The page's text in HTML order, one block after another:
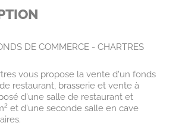
DE COMMERCE - CHARTRES
vous propose la vente d'un fonds
restaurant, brasserie et vente à
d'une salle de restaurant et
et d'une seconde salle en cave